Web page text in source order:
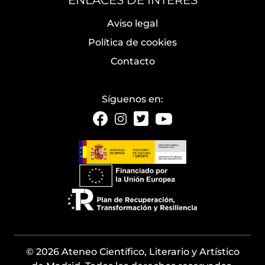
Aviso legal
Política de cookies
Contacto
Síguenos en:
© 2026 Ateneo Científico, Literario y Artístico